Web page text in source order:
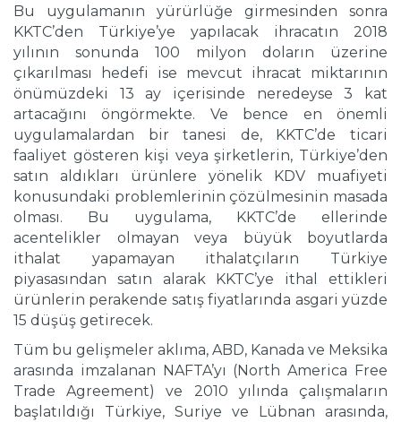
Bu uygulamanın yürürlüğe girmesinden sonra
KKTC’den Türkiye’ye yapılacak ihracatın 2018
yılının sonunda 100 milyon doların üzerine
çıkarılması hedefi ise mevcut ihracat miktarının
önümüzdeki 13 ay içerisinde neredeyse 3 kat
artacağını öngörmekte. Ve bence en önemli
uygulamalardan bir tanesi de, KKTC’de ticari
faaliyet gösteren kişi veya şirketlerin, Türkiye’den
satın aldıkları ürünlere yönelik KDV muafiyeti
konusundaki problemlerinin çözülmesinin masada
olması. Bu uygulama, KKTC’de ellerinde
acentelikler olmayan veya büyük boyutlarda
ithalat yapamayan ithalatçıların Türkiye
piyasasından satın alarak KKTC’ye ithal ettikleri
ürünlerin perakende satış fiyatlarında asgari yüzde
15 düşüş getirecek.
Tüm bu gelişmeler aklıma, ABD, Kanada ve Meksika
arasında imzalanan NAFTA’yı (North America Free
Trade Agreement) ve 2010 yılında çalışmaların
başlatıldığı Türkiye, Suriye ve Lübnan arasında,